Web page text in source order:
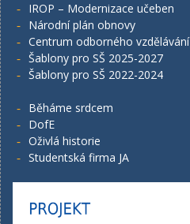
IROP – Modernizace učeben
Národní plán obnovy
Centrum odborného vzdělávání
Šablony pro SŠ 2025-2027
Šablony pro SŠ 2022-2024
Běháme srdcem
DofE
Oživlá historie
Studentská firma JA